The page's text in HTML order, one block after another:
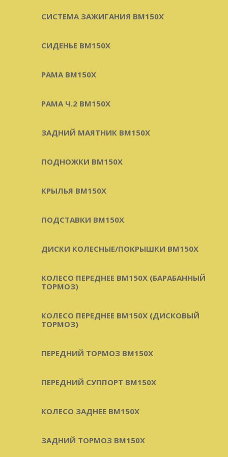
СИСТЕМА ЗАЖИГАНИЯ BM150X
СИДЕНЬЕ BM150X
РАМА BM150X
РАМА Ч.2 BM150X
ЗАДНИЙ МАЯТНИК BM150X
ПОДНОЖКИ BM150X
КРЫЛЬЯ BM150X
ПОДСТАВКИ BM150X
ДИСКИ КОЛЕСНЫЕ/ПОКРЫШКИ BM150X
КОЛЕСО ПЕРЕДНЕЕ BM150X (БАРАБАННЫЙ
ТОРМОЗ)
КОЛЕСО ПЕРЕДНЕЕ BM150X (ДИСКОВЫЙ
ТОРМОЗ)
ПЕРЕДНИЙ ТОРМОЗ BM150X
ПЕРЕДНИЙ СУППОРТ BM150X
КОЛЕСО ЗАДНЕЕ BM150X
ЗАДНИЙ ТОРМОЗ BM150X